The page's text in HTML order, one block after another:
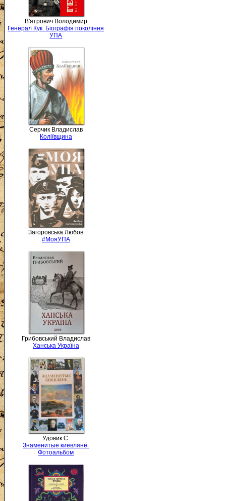
В'ятрович Володимир
Генерал Кук. Біографія покоління
УПА
Серчик Владислав
Коліївщина
Загоровська Любов
#МояУПА
Грибовський Владислав
Ханська Україна
Удовик С.
Знаменитые киевляне.
Фотоальбом